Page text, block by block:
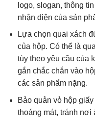
logo, slogan, thông
nhận diện của sản
Lựa chọn quai xách
của hộp. Có thể là
tùy theo yêu cầu của
gắn chắc chắn vào
các sản phẩm nặng.
Bảo quản vỏ hộp
thoáng mát, tránh nơi